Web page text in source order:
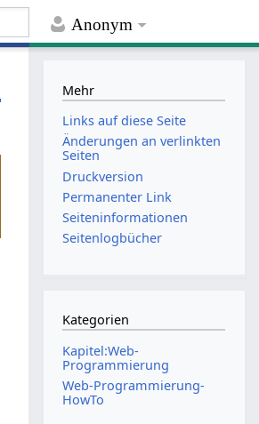
Anonym
Mehr
Links auf diese Seite
Änderungen an verlinkten
Seiten
Druckversion
Permanenter Link
Seiten­­informationen
Seitenlogbücher
Kategorien
Kapitel:Web-
Programmierung
Web-Programmierung-
HowTo